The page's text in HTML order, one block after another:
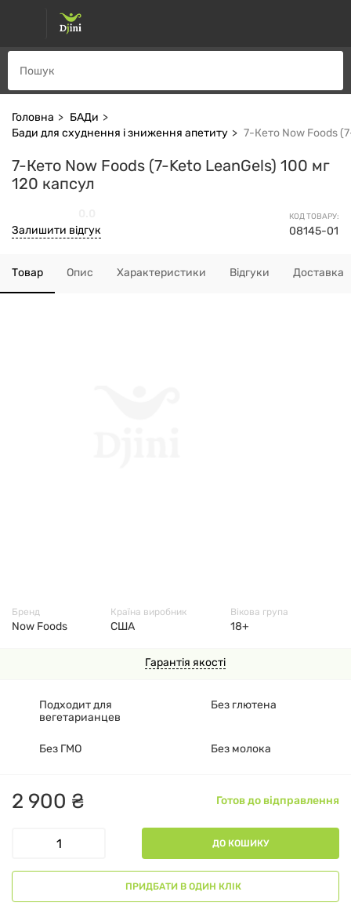
Головна
БАДи
Бади для схуднення і зниження апетиту
7-Кето Now Foods
7-Кето Now Foods (7-Keto LeanGels) 100 мг
120 капсул
КОД ТОВАРУ:
08145-01
Залишити відгук
Товар Опис Характеристики Відгуки Доставка
Гарантія якості
2 900 ₴ Готов до відправлення
ДО КОШИКУ
ПРИДБАТИ В ОДИН КЛІК
Подходит для
вегетарианцев
Без глютена
Без ГМО Без молока
Бренд
Now Foods
Країна виробник
США
Вікова група
18+